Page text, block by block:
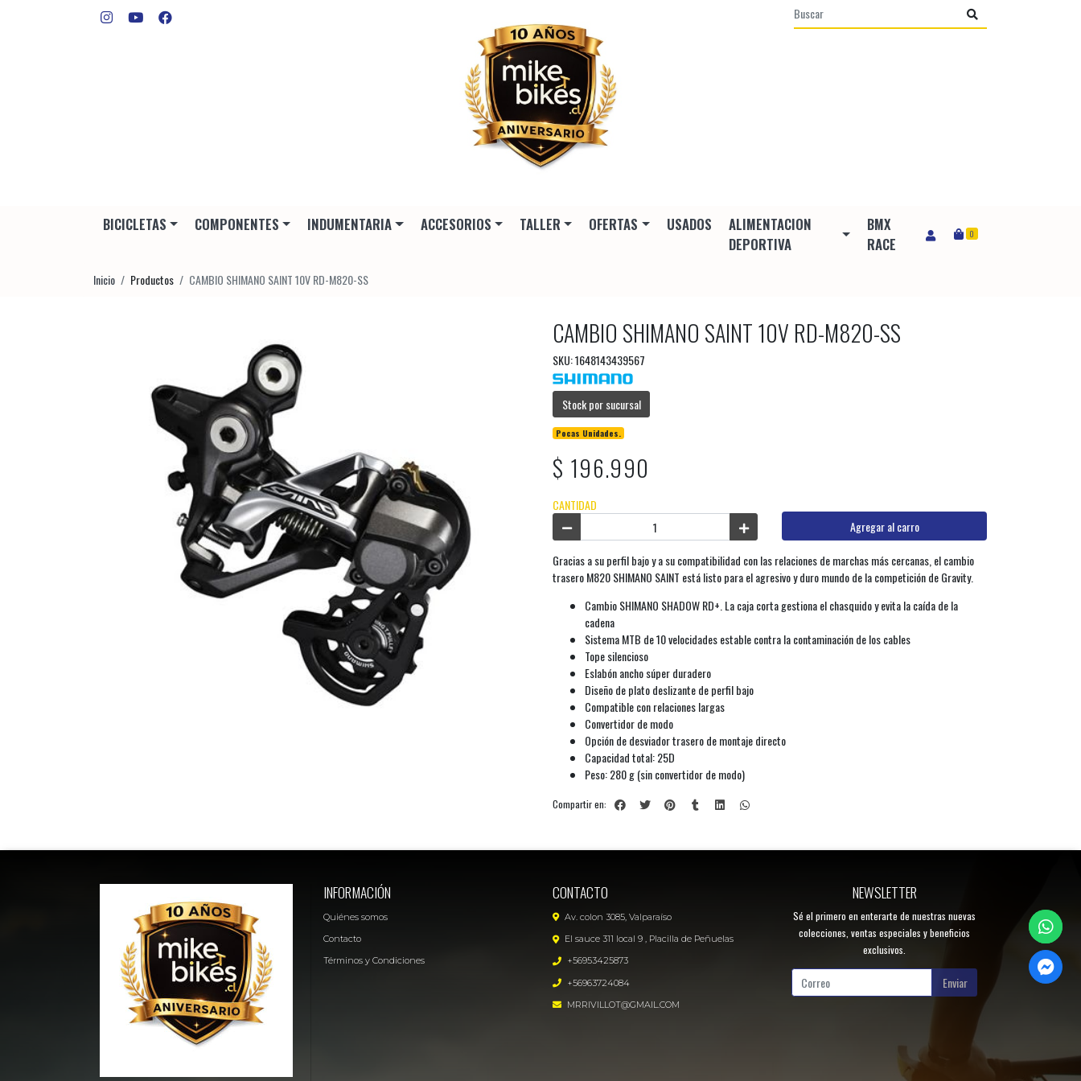
BICICLETAS COMPONENTES INDUMENTARIA ACCESORIOS TALLER OFERTAS USADOS
ALIMENTACION
DEPORTIVA
BMX
RACE
0
Inicio Productos CAMBIO SHIMANO SAINT 10V RD-M820-SS
CAMBIO SHIMANO SAINT 10V RD-M820-SS
SKU: 1648143439567
Stock por sucursal
Pocas Unidades.
$ 196.990
CANTIDAD
Agregar al carro
Gracias a su perfil bajo y a su compatibilidad con las relaciones de marchas más cercanas, el cambio
trasero M820 SHIMANO SAINT está listo para el agresivo y duro mundo de la competición de Gravity.
Cambio SHIMANO SHADOW RD+. La caja corta gestiona el chasquido y evita la caída de la
cadena
Sistema MTB de 10 velocidades estable contra la contaminación de los cables
Tope silencioso
Eslabón ancho súper duradero
Diseño de plato deslizante de perfil bajo
Compatible con relaciones largas
Convertidor de modo
Opción de desviador trasero de montaje directo
Capacidad total: 25D
Peso: 280 g (sin convertidor de modo)
Compartir en:
INFORMACIÓN
Quiénes somos
Contacto
Términos y Condiciones
CONTACTO
Av. colon 3085, Valparaíso
El sauce 311 local 9 , Placilla de Peñuelas
+56953425873
+56963724084
MRRIVILLOT@GMAIL.COM
NEWSLETTER
Sé el primero en enterarte de nuestras nuevas
colecciones, ventas especiales y beneficios
exclusivos.
Enviar